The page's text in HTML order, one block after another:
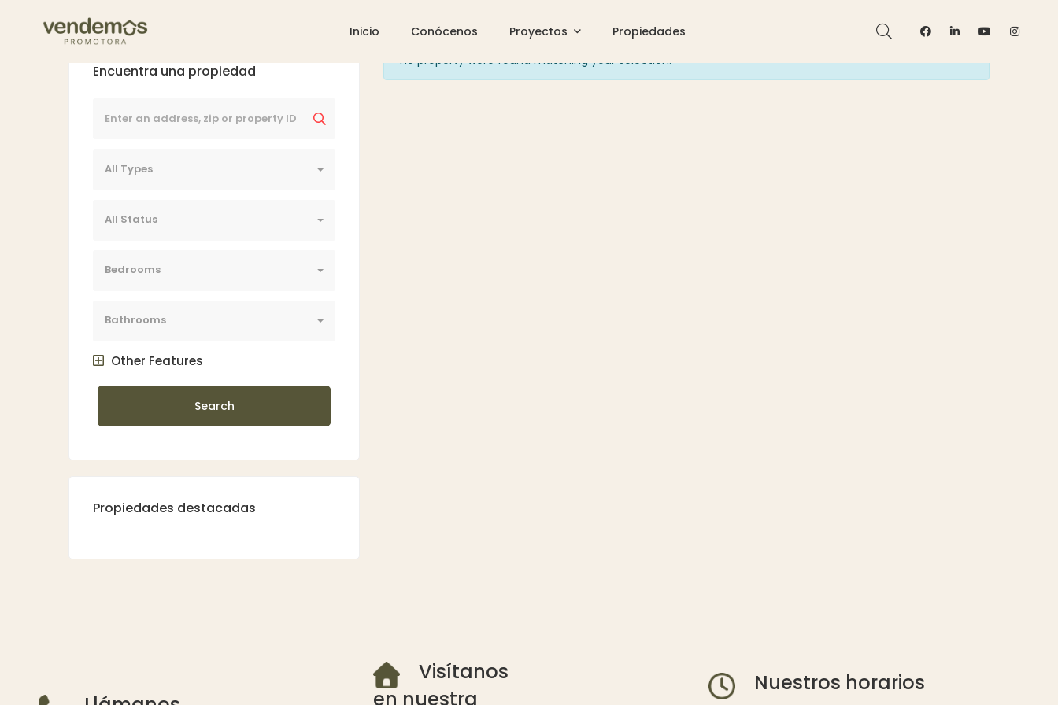
Inicio Conócenos Proyectos
Propiedades
No property were found matching your selection.
Encuentra una propiedad
All Types
All Status
Bedrooms
Bathrooms
Other Features
Search
Propiedades destacadas
Visítanos
en nuestra
Nuestros horarios